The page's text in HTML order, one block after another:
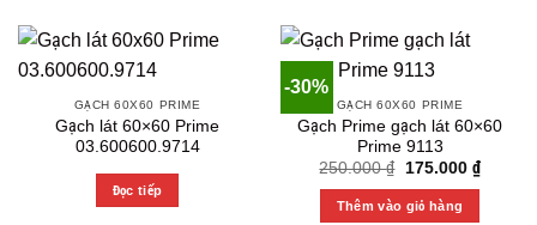
GẠCH 60X60 PRIME
Gạch lát 60×60 Prime
03.600600.9714
Đọc tiếp
-30%
GẠCH 60X60 PRIME
Gạch Prime gạch lát 60×60
Prime 9113
250.000₫
Original
was:
250.000 ₫.
175.000 ₫Current
price
Thêm vào giỏ hàng